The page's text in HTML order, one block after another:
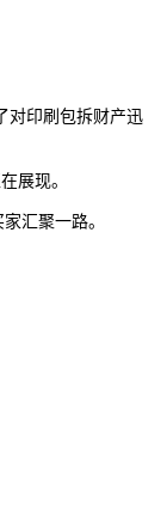
对印刷包拆财产迅
展现。
汇聚一路。